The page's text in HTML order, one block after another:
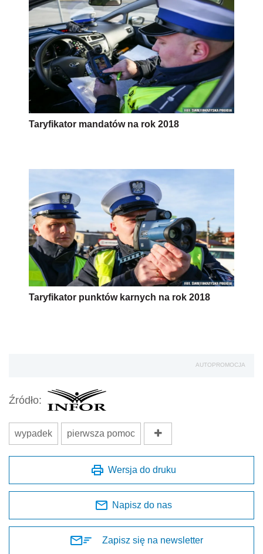
Taryfikator mandatów na rok 2018
Taryfikator punktów karnych na rok 2018
AUTOPROMOCJA
Źródło:
wypadek pierwsza pomoc
Wersja do druku
Napisz do nas
Zapisz się na newsletter